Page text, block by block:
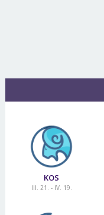
KOS
III. 21. - IV. 19.